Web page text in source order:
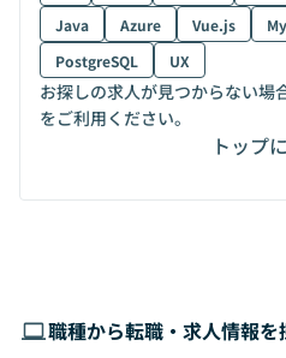
Java
Azure Vue.js
PostgreSQL
UX
お探しの求人が見つからない場
をご利用ください。
トップ
職種から転職・求人情報を